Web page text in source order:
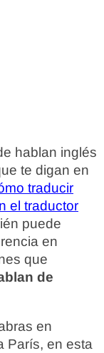
hablan inglés
te digan en
traducir
el traductor
puede
en
que
de
en
París, en esta